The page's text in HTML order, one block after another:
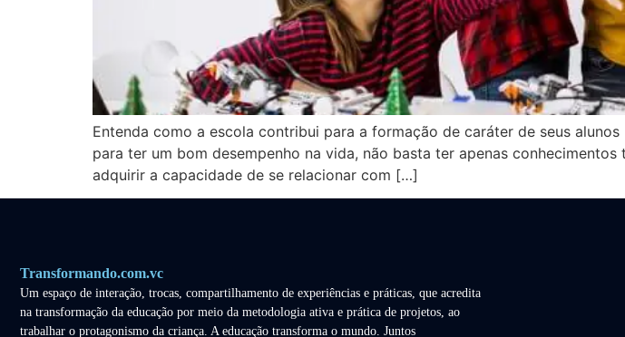
Entenda como a escola contribui para a formação de caráter de seus
para ter um bom desempenho na vida, não basta ter apenas
adquirir a capacidade de se relacionar com […]
Transformando.com.vc
Um espaço de interação, trocas, compartilhamento de experiências e práticas, que acredita
na transformação da educação por meio da metodologia ativa e prática de projetos, ao
trabalhar o protagonismo da criança. A educação transforma o mundo. Juntos